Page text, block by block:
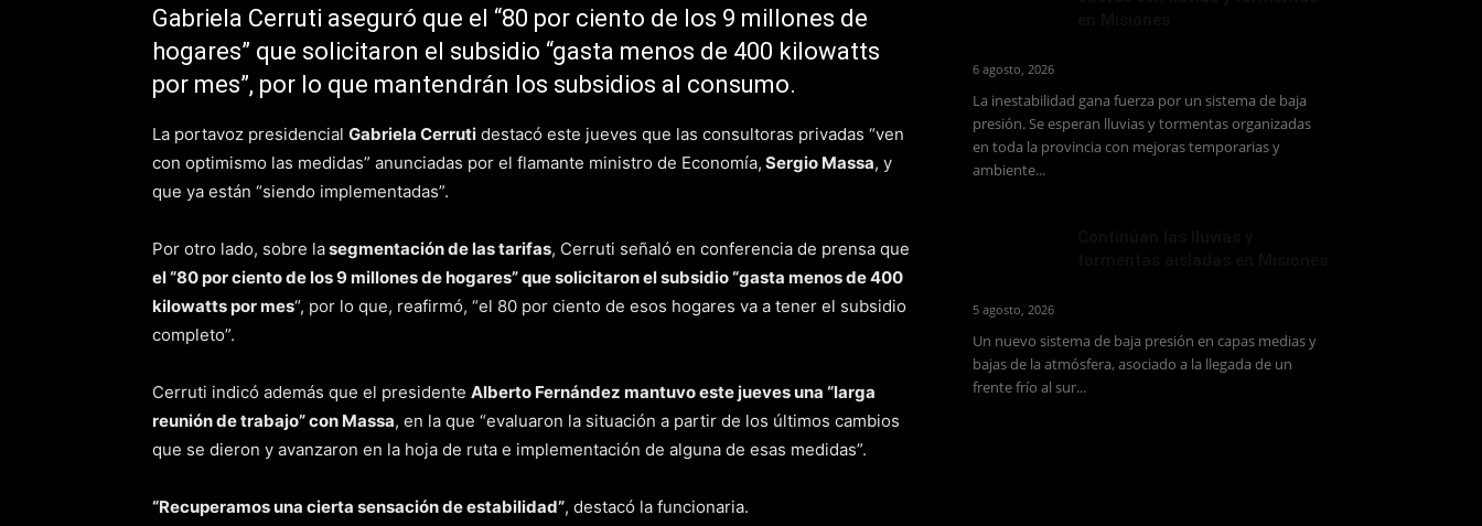
Gabriela Cerruti aseguró que el “80 por ciento de los 9 millones de
hogares” que solicitaron el subsidio “gasta menos de 400 kilowatts
por mes”, por lo que mantendrán los subsidios al consumo.
La portavoz presidencial Gabriela Cerruti destacó este jueves que las consultoras privadas “ven
con optimismo las medidas” anunciadas por el flamante ministro de Economía, Sergio Massa, y
que ya están “siendo implementadas”.
Por otro lado, sobre lasegmentación de las tarifas, Cerruti señaló en conferencia de prensa que
el “80 por ciento de los 9 millones de hogares” que solicitaron el subsidio “gasta menos de 400
kilowatts por mes“, por lo que, reafirmó, “el 80 por ciento de esos hogares va a tener el subsidio
completo”.
Cerruti indicó además que el presidente Alberto Fernández mantuvo este jueves una “larga
reunión de trabajo” con Massa, en la que “evaluaron la situación a partir de los últimos cambios
que se dieron y avanzaron en la hoja de ruta e implementación de alguna de esas medidas”.
“Recuperamos una cierta sensación de estabilidad”, destacó la funcionaria.
6 agosto, 2026
La inestabilidad gana fuerza por un sistema de baja
presión. Se esperan lluvias y tormentas organizadas
en toda la provincia con mejoras temporarias y
ambiente...
5 agosto, 2026
Un nuevo sistema de baja presión en capas medias y
bajas de la atmósfera, asociado a la llegada de un
frente frío al sur...